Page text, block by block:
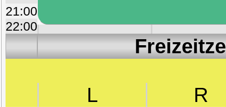
21:00
22:00
L R